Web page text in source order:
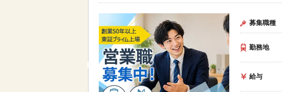
募集職種
勤務地
給与